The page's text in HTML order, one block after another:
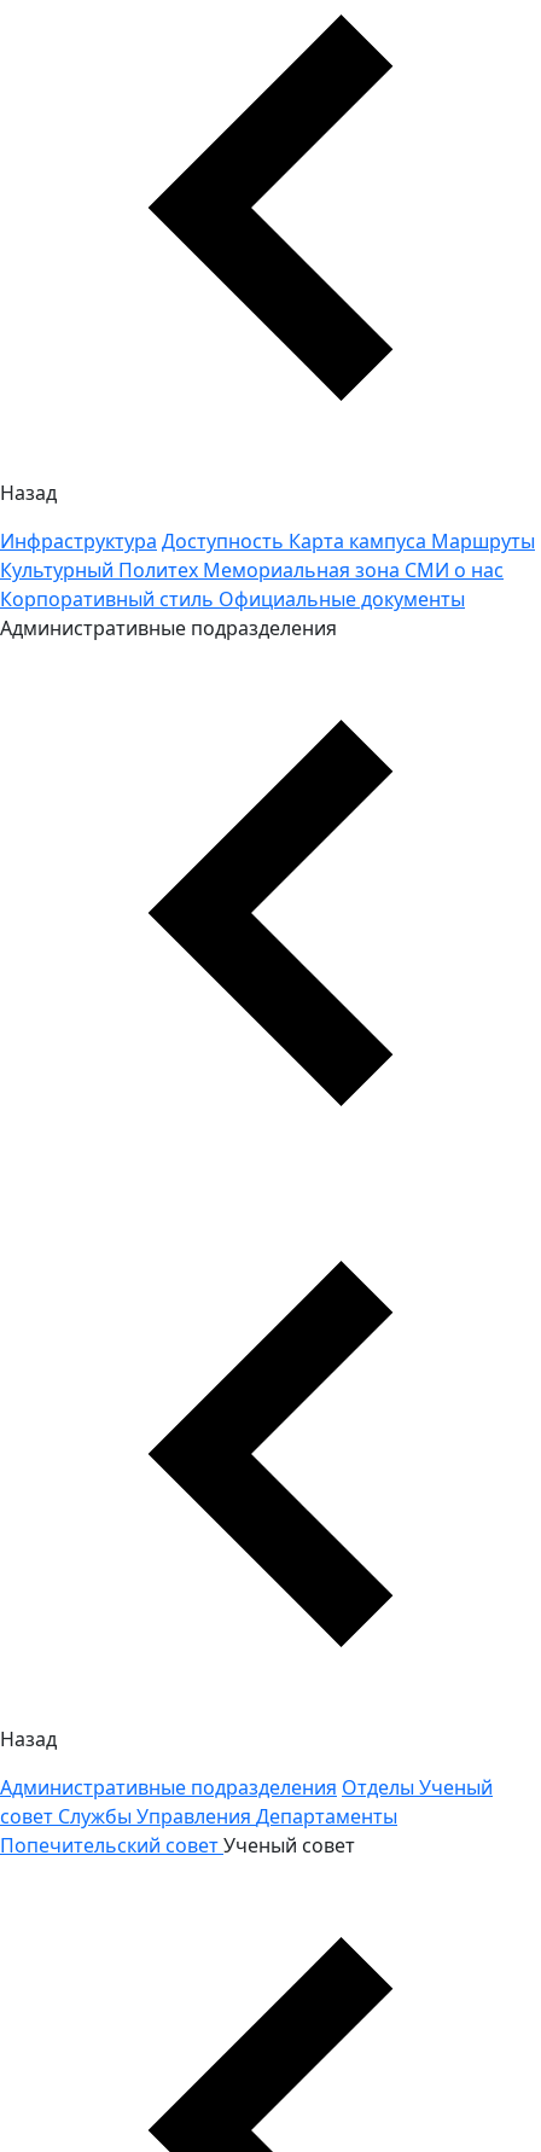
Назад
Инфраструктура Доступность Карта кампуса Маршруты
Культурный Политех Мемориальная зона СМИ о нас
Корпоративный стиль Официальные документы
Административные подразделения
Назад
Административные подразделения Отделы Ученый
совет Службы Управления Департаменты
Попечительский советУченый совет